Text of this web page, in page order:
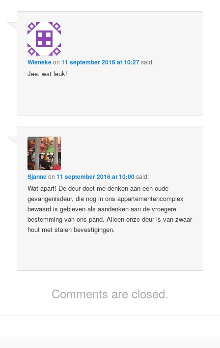
Wienekeon11 september 2016 at 10:27said:
Jee, wat leuk!
Sjanneon11 september 2016 at 10:00said:
Wat apart! De deur doet me denken aan een oude
gevangenisdeur, die nog in ons appartementencomplex
bewaard is gebleven als aandenken aan de vroegere
bestemming van ons pand. Alleen onze deur is van zwaar
hout met stalen bevestigingen.
Comments are closed.